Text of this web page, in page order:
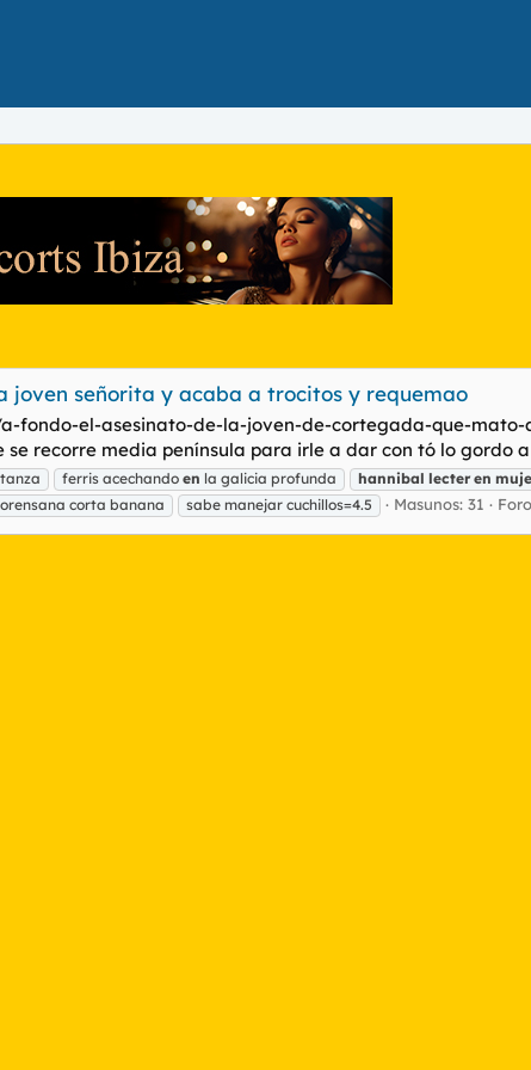
joven señorita y acaba a trocitos y requemao
fondo-el-asesinato-de-la-joven-de-cortegada-que-
recorre media península para irle a dar con tó lo gordo
ferris acechando en la galicia profunda hannibal lecter en
orensana corta banana sabe manejar cuchillos=4.5 Masunos: 31